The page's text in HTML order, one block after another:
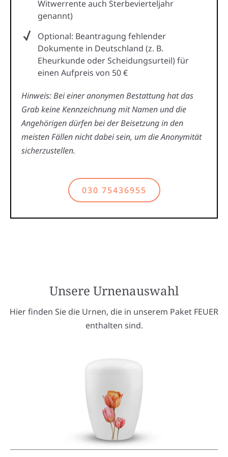
Witwerrente auch Sterbevierteljahr
genannt)
Optional: Beantragung fehlender
Dokumente in Deutschland (z. B.
Eheurkunde oder Scheidungsurteil) für
einen Aufpreis von 50 €
Hinweis: Bei einer anonymen Bestattung hat das
Grab keine Kennzeichnung mit Namen und die
Angehörigen dürfen bei der Beisetzung in den
meisten Fällen nicht dabei sein, um die Anonymität
sicherzustellen.
030 75436955
Unsere Urnenauswahl
Hier finden Sie die Urnen, die in unserem Paket FEUER
enthalten sind.